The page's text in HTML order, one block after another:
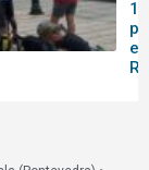
14
en